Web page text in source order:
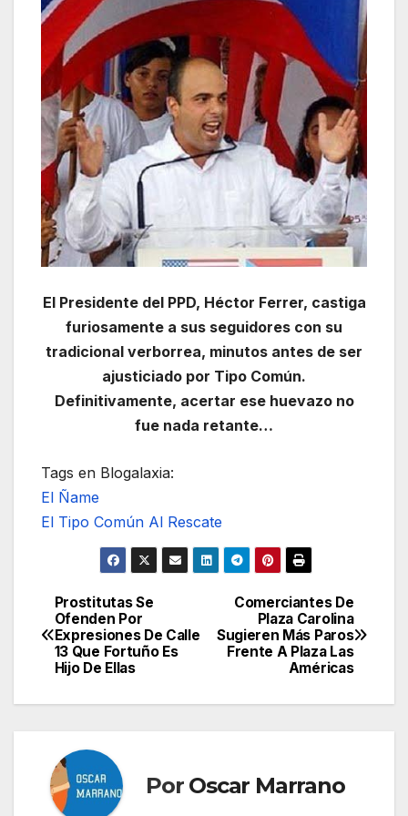
El Presidente del PPD, Héctor Ferrer, castiga
furiosamente a sus seguidores con su
tradicional verborrea, minutos antes de ser
ajusticiado por Tipo Común.
Definitivamente, acertar ese huevazo no
fue nada retante…
Tags en Blogalaxia:
El Ñame
El Tipo Común Al Rescate
Navegación
de
entradas
Comerciantes De
Plaza Carolina
Sugieren Más Paros
Frente A Plaza Las
Américas
Prostitutas Se
Ofenden Por
Expresiones De Calle
13 Que Fortuño Es
Hijo De Ellas
Por Oscar Marrano